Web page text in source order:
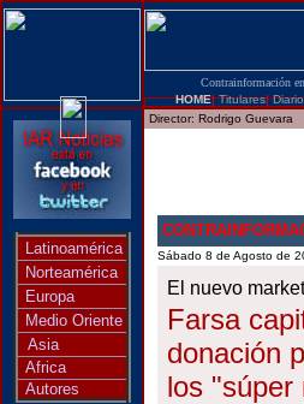
Contrainformación
HOME|Titulares|
Latinoamérica
Norteamérica
Europa
Medio Oriente
Asia
Africa
Autores
Director: Rodrigo Guevara
Sábado 8 de Agosto de
El nuevo
Farsa
donación
los "súper